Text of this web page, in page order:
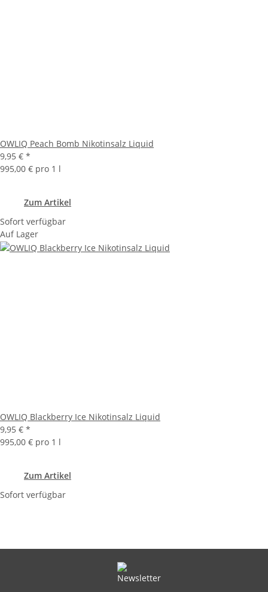
OWLIQ Peach Bomb Nikotinsalz Liquid
9,95 € *
995,00 € pro 1 l
Zum Artikel
Sofort verfügbar
Auf Lager
OWLIQ Blackberry Ice Nikotinsalz Liquid
9,95 € *
995,00 € pro 1 l
Zum Artikel
Sofort verfügbar